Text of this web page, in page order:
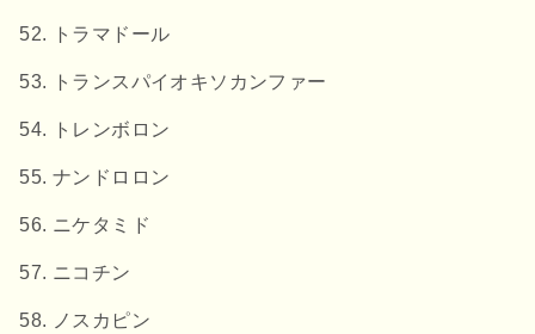
トラマドール
トランスパイオキソカンファー
トレンボロン
ナンドロロン
ニケタミド
ニコチン
ノスカピン